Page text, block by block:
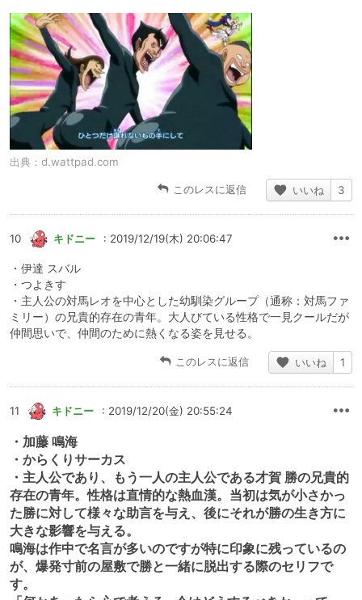
出典： d.wattpad.com
このレスに返信 いいね 3
10 キドニー : 2019/12/19(木) 20:06:47
・伊達 スバル
・つよきす
・主人公の対馬レオを中心とした幼馴染グループ（通称：対馬ファ
ミリー）の兄貴的存在の青年。大人びている性格で一見クールだが
仲間思いで、仲間のために熱くなる姿を見せる。
このレスに返信 いいね 1
11 キドニー : 2019/12/20(金) 20:55:24
・加藤 鳴海
・からくりサーカス
・主人公であり、もう一人の主人公である才賀 勝の兄貴的
存在の青年。性格は直情的な熱血漢。当初は気が小さかっ
た勝に対して様々な助言を与え、後にそれが勝の生き方に
大きな影響を与える。
鳴海は作中で名言が多いのですが特に印象に残っているの
が、爆発寸前の屋敷で勝と一緒に脱出する際のセリフで
す。